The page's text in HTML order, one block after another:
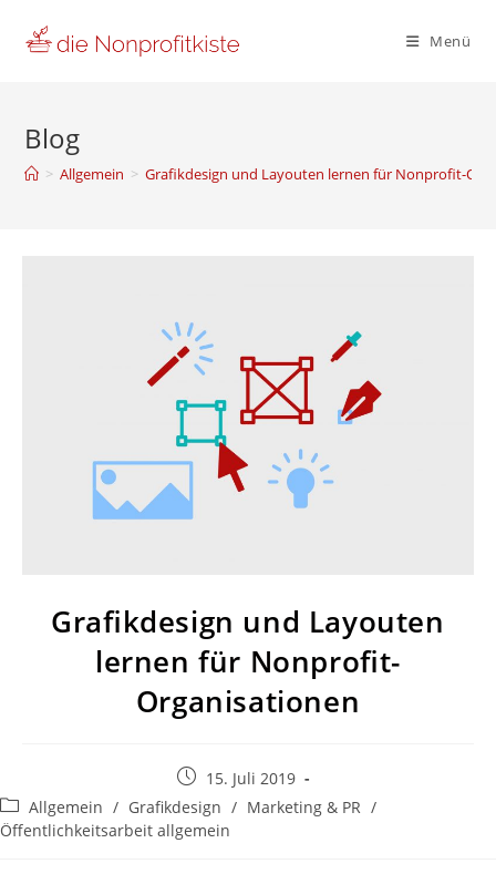
Inhalt
Menü
Blog
> Allgemein > Grafikdesign und Layouten lernen für Nonprofit-
Grafik­design und Layouten
lernen für Nonprofit-
Organisationen
Beitrag
veröffentlicht:
15. Juli 2019
Beitrags-
Kategorie:
Allgemein / Grafikdesign / Marketing & PR /
Öffentlichkeitsarbeit allgemein